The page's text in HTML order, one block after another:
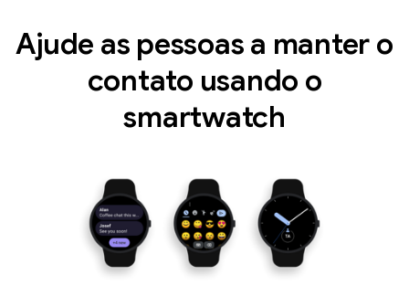
Ajude as pessoas a manter o
contato usando o
smartwatch